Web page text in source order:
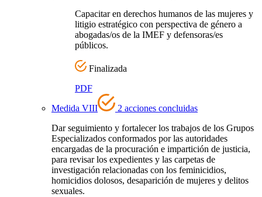
Capacitar en derechos humanos de las mujeres y
litigio estratégico con perspectiva de género a
abogadas/os de la IMEF y defensoras/es
públicos.
Finalizada
PDF
Medida VIII
2 acciones concluidas
Dar seguimiento y fortalecer los trabajos de los Grupos
Especializados conformados por las autoridades
encargadas de la procuración e impartición de justicia,
para revisar los expedientes y las carpetas de
investigación relacionadas con los feminicidios,
homicidios dolosos, desaparición de mujeres y delitos
sexuales.